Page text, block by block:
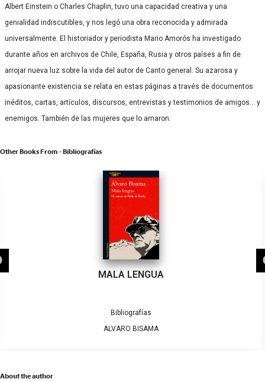
Albert Einstein o Charles Chaplin, tuvo una capacidad creativa y una
genialidad indiscutibles, y nos legó una obra reconocida y admirada
universalmente. El historiador y periodista Mario Amorós ha investigado
durante años en archivos de Chile, España, Rusia y otros países a fin de
arrojar nueva luz sobre la vida del autor de Canto general. Su azarosa y
apasionante existencia se relata en estas páginas a través de documentos
inéditos, cartas, artículos, discursos, entrevistas y testimonios de amigos… y
enemigos. También de las mujeres que lo amaron.
Other Books From - Bibliografías
MALA LENGUA
Bibliografías
ALVARO BISAMA
About the author